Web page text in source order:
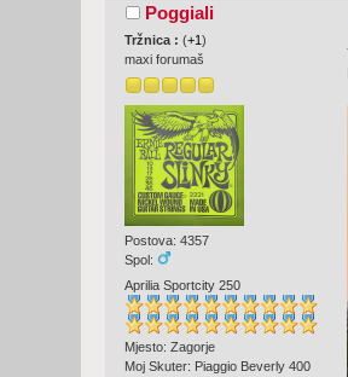
Poggiali
Tržnica :(+1)
maxi forumaš
Postova: 4357
Spol:
Aprilia Sportcity 250
Mjesto: Zagorje
Moj Skuter: Piaggio Beverly 400